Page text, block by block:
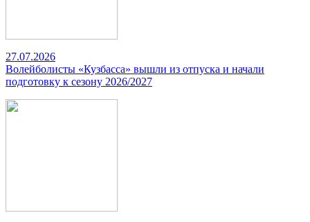
27.07.2026
Волейболисты «Кузбасса» вышли из отпуска и начали
подготовку к сезону 2026/2027